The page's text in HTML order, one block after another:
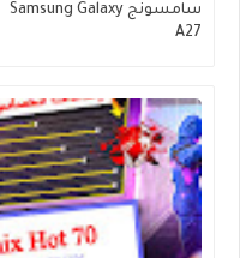
سامسونج Samsung Galaxy
A27